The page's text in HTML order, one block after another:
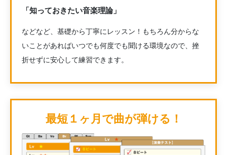
「知っておきたい音楽理論」
などなど、基礎から丁寧にレッスン！もちろん分からな
いことがあればいつでも何度でも聞ける環境なので、挫
折せずに安心して練習できます。
最短１ヶ月で曲が弾ける！